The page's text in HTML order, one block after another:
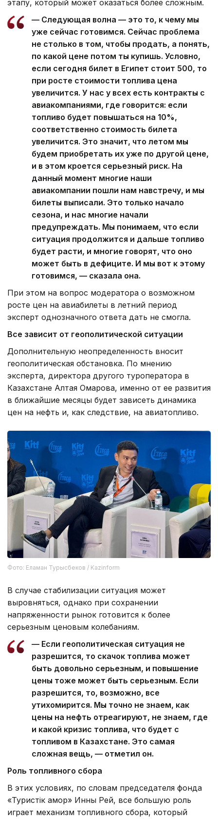
этапу, который может оказаться более сложным.
— Следующая волна — это то, к чему мы
уже сейчас готовимся. Сейчас проблема
не столько в том, чтобы продать, а понять,
по какой цене потом ты купишь. Условно,
если сегодня билет в Египет стоит 500, то
при росте стоимости топлива цена
увеличится. У нас у всех есть контракты с
авиакомпаниями, где говорится: если
топливо будет повышаться на 10%,
соответственно стоимость билета
увеличится. Это значит, что летом мы
будем приобретать их уже по другой цене,
и в этом кроется серьезный риск. На
данный момент многие наши
авиакомпании пошли нам навстречу, и мы
билеты выписали. Это только начало
сезона, и нас многие начали
предупреждать. Мы понимаем, что если
ситуация продолжится и дальше топливо
будет расти, и многие говорят, что оно
может быть в дефиците. И мы вот к этому
готовимся, — сказала она.
При этом на вопрос модератора о возможном
росте цен на авиабилеты в летний период
эксперт однозначного ответа дать не смогла.
Все зависит от геополитической ситуации
Дополнительную неопределенность вносит
геополитическая обстановка. По мнению
эксперта, директора другого туроператора в
Казахстане Алтая Омарова, именно от ее развития
в ближайшие месяцы будет зависеть динамика
цен на нефть и, как следствие, на авиатопливо.
Фото: Еламан Турысбеков / Kazinform
В случае стабилизации ситуация может
выровняться, однако при сохранении
напряженности рынок готовится к более
серьезным ценовым колебаниям.
— Если геополитическая ситуация не
разрешится, то скачок топлива может
быть довольно серьезным, и повышение
цены тоже может быть серьезным. Если
разрешится, то, возможно, все
утихомирится. Мы точно не знаем, как
цены на нефть отреагируют, не знаем, где
и какой кризис топлива, что будет с
топливом в Казахстане. Это самая
сложная вещь, — отметил он.
Роль топливного сбора
В этих условиях, по словам председателя фонда
«Туристік қамқор» Инны Рей, все большую роль
играет механизм топливного сбора, который